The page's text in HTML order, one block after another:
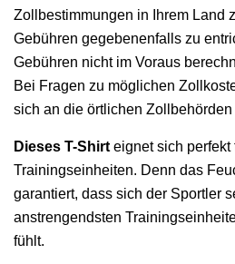
Zollbestimmungen in Ihrem Land
Gebühren gegebenenfalls zu
Gebühren nicht im Voraus
Bei Fragen zu möglichen
sich an die örtlichen
Dieses T-Shirt eignet sich perfekt
Trainingseinheiten. Denn das
garantiert, dass sich der Sportler
anstrengendsten
fühlt.